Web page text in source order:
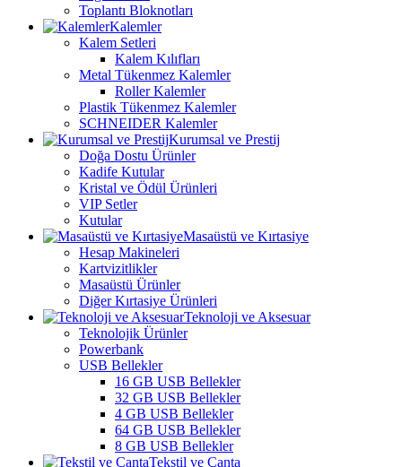
Toplantı Bloknotları
Kalemler
Kalem Setleri
Kalem Kılıfları
Metal Tükenmez Kalemler
Roller Kalemler
Plastik Tükenmez Kalemler
SCHNEIDER Kalemler
Kurumsal ve Prestij
Doğa Dostu Ürünler
Kadife Kutular
Kristal ve Ödül Ürünleri
VIP Setler
Kutular
Masaüstü ve Kırtasiye
Hesap Makineleri
Kartvizitlikler
Masaüstü Ürünler
Diğer Kırtasiye Ürünleri
Teknoloji ve Aksesuar
Teknolojik Ürünler
Powerbank
USB Bellekler
16 GB USB Bellekler
32 GB USB Bellekler
4 GB USB Bellekler
64 GB USB Bellekler
8 GB USB Bellekler
Tekstil ve Çanta